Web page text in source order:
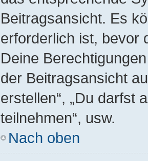
Beitragsansicht. Es
erforderlich ist, bevor
Deine
der Beitragsansicht
erstellen“, „Du darfst
teilnehmen“, usw.
Nach oben